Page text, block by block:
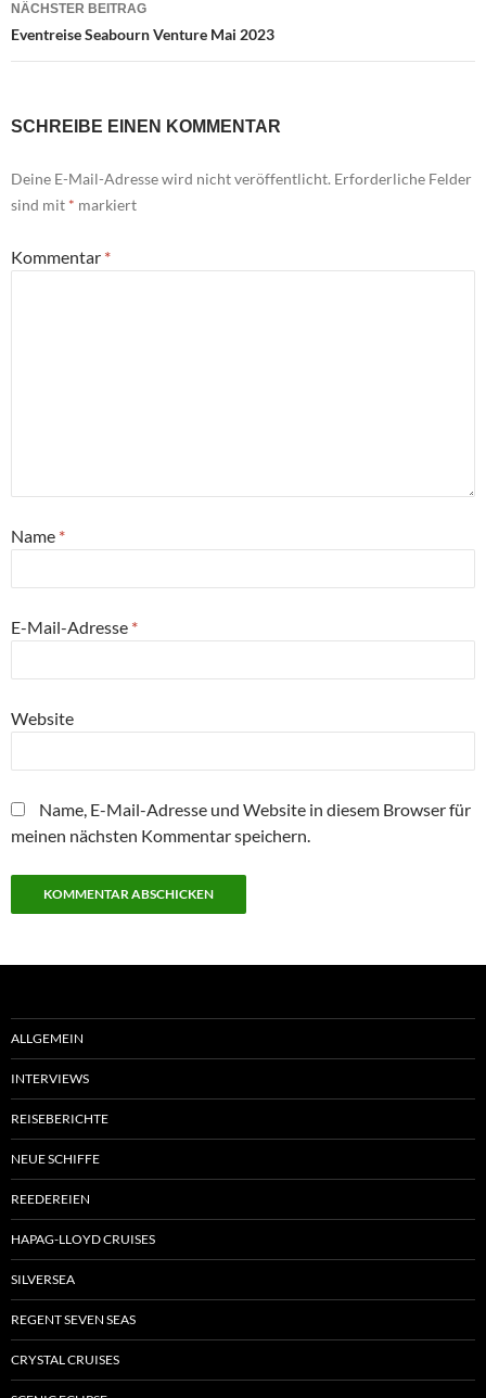
NÄCHSTER BEITRAG
Eventreise Seabourn Venture Mai 2023
SCHREIBE EINEN KOMMENTAR
Deine E-Mail-Adresse wird nicht veröffentlicht. Erforderliche Felder
sind mit * markiert
Kommentar *
Name *
E-Mail-Adresse *
Website
Name, E-Mail-Adresse und Website in diesem Browser für
meinen nächsten Kommentar speichern.
ALLGEMEIN
INTERVIEWS
REISEBERICHTE
NEUE SCHIFFE
REEDEREIEN
HAPAG-LLOYD CRUISES
SILVERSEA
REGENT SEVEN SEAS
CRYSTAL CRUISES